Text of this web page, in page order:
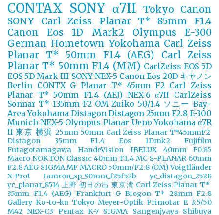
CONTAX SONY α7II Tokyo
Canon
SONY
Carl Zeiss Planar T* 85mm F1.4
Canon Eos 1D Mark2
Olympus E-300
German Hometown Yokohama Carl Zeiss
Planar T* 50mm F1.4 (AEG)
Carl Zeiss
Planar T* 50mm F1.4 (MM) CarlZeiss EOS 5D
EOS 5D Mark III SONY NEX-5 Canon Eos 20D キヤノン
Berlin CONTX G Planar T* 45mm F2 Carl Zeiss
Planar T* 50mm F1.4 (AEJ) NEX-6 α7II CarlZeiss
Sonnar T* 135mm F2 OM Zuiko 50/1.4 ソニー Bay-
Area Yokohama Distagon Distagon 25mm F2.8 E-300
Munich NEX-5 Olympus Planar Ueno Yokohama α7R
II 東京 横浜 25mm 50mm Carl Zeiss Planar T*45mmF2
Distagon 35mm F1.4
Eos 1Dmk2
Fujifilm
Futagotamagawa
HandeVision
IBELUX 40mm F0.85
Macro NOKTON Classic 40mm F1.4 MC S-PLANAR 60mm
F2.8 AEG SIGMA MF MACRO 50mm/F2.8 (OM) Voigtländer
X-Pro1
tamron_sp_90mm_f25f52b
yc_distagon_2528
yc_planar_8514 上野 初日の出 東京湾 Carl Zeiss Planar T*
35mm F1.4 (AEG) Frankfurt G Biogon T* 28mm F2.8
Gallery Ko-to-ku Tokyo Meyer-Optik Primotar E 3.5/50
M42 NEX-C3 Pentax K-7 SIGMA Sangenjyaya Shibuya